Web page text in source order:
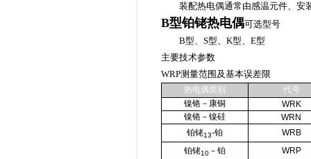
装配热电偶通常由感温元件、安
B型铂铑热电偶可选型号
B型、S型、K型、E型
主要技术参数
WRP测量范围及基本误差限
热电偶类别
代号
镍铬－康铜
WRK
镍铬－镍硅
WRN
铂铑13-铂
WRB
铂铑10－铂
WRP